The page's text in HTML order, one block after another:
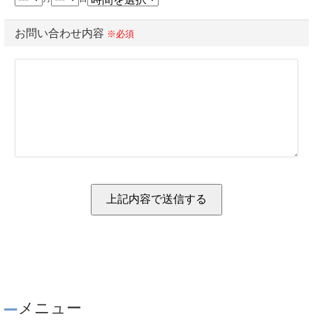
お問い合わせ内容 ※必須
メニュー